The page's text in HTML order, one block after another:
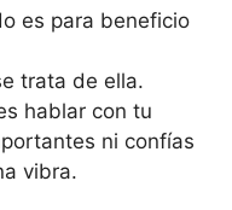
es para beneficio
trata de ella.
hablar con tu
ni confías
vibra.